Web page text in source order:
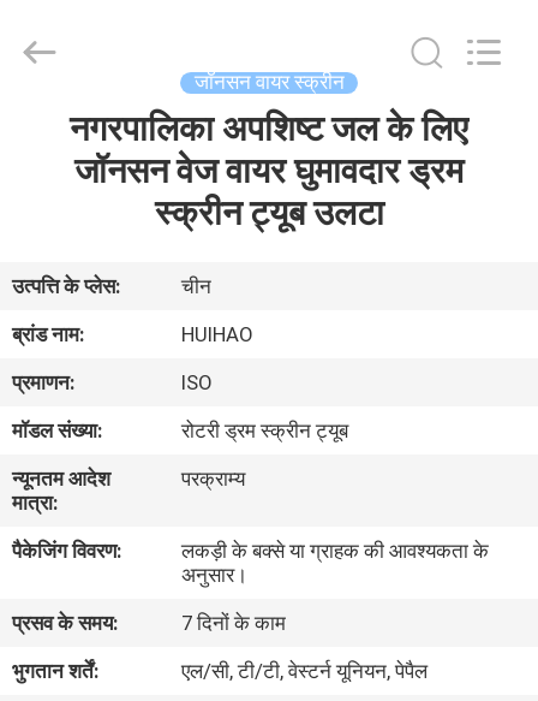
हमारे
बारे
में
कारखाने
का
दौरा
गुणवत्ता
नियंत्रण
Mesh
Product
जॉनसन वायर स्क्रीन
नगरपालिका अपशिष्ट जल के लिए
जॉनसन वेज वायर घुमावदार ड्रम
स्क्रीन ट्यूब उलटा
उत्पत्ति के प्लेस:
चीन
ब्रांड नाम:
HUIHAO
प्रमाणन:
ISO
मॉडल संख्या:
रोटरी ड्रम स्क्रीन ट्यूब
न्यूनतम आदेश
मात्रा:
परक्राम्य
पैकेजिंग विवरण:
लकड़ी के बक्से या ग्राहक की आवश्यकता के
अनुसार।
प्रसव के समय:
7 दिनों के काम
भुगतान शर्तें:
एल/सी, टी/टी, वेस्टर्न यूनियन, पेपैल